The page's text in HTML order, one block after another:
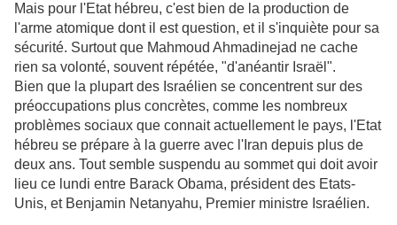
Mais pour l'Etat hébreu, c'est bien de la production de
l'arme atomique dont il est question, et il s'inquiète pour sa
sécurité. Surtout que Mahmoud Ahmadinejad ne cache
rien sa volonté, souvent répétée, "d'anéantir Israël".
Bien que la plupart des Israélien se concentrent sur des
préoccupations plus concrètes, comme les nombreux
problèmes sociaux que connait actuellement le pays, l'Etat
hébreu se prépare à la guerre avec l'Iran depuis plus de
deux ans. Tout semble suspendu au sommet qui doit avoir
lieu ce lundi entre Barack Obama, président des Etats-
Unis, et Benjamin Netanyahu, Premier ministre Israélien.